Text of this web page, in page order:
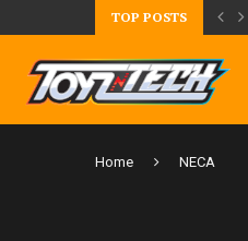
TOP POSTS
LA FIGURE DI IPPO MAKUNOUCHI!
Home NECA